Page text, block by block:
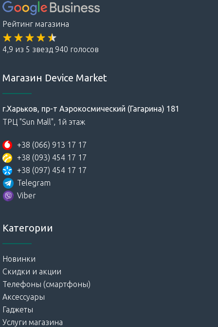
Рейтинг магазина
4,9 из 5 звезд 940 голосов
Магазин Device Market
г.Харьков, пр-т Аэрокосмический (Гагарина) 181
ТРЦ "Sun Mall", 1й этаж
+38 (066) 913 17 17
+38 (093) 454 17 17
+38 (097) 454 17 17
Telegram
Viber
Категории
Новинки
Скидки и акции
Телефоны (смартфоны)
Аксессуары
Гаджеты
Услуги магазина